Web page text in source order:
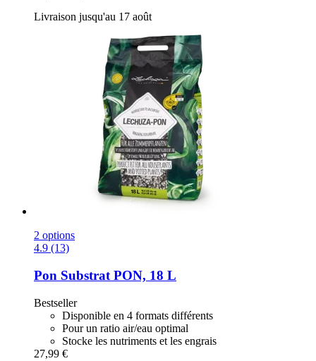
Livraison jusqu'au 17 août
2 options
4.9 (13)
Pon Substrat PON, 18 L
Bestseller
Disponible en 4 formats différents
Pour un ratio air/eau optimal
Stocke les nutriments et les engrais
27,99 €